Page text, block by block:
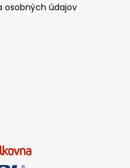
osobných údajov